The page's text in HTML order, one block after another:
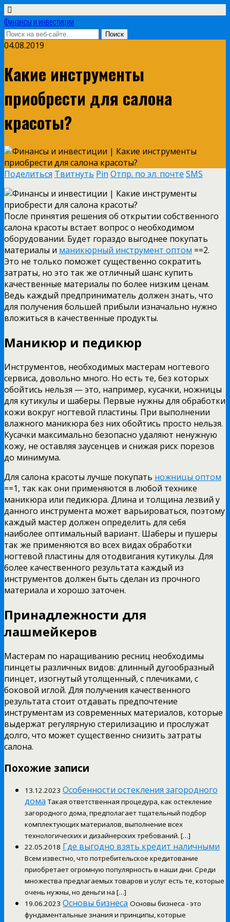
Финансы и инвестиции
04.08.2019
Какие инструменты
приобрести для салона
красоты?
Поделиться Твитнуть Pin Отпр. по эл. почте SMS
После принятия решения об открытии собственного
салона красоты встает вопрос о необходимом
оборудовании. Будет гораздо выгоднее покупать
материалы и маникюрный инструмент оптом ==2.
Это не только поможет существенно сократить
затраты, но это так же отличный шанс купить
качественные материалы по более низким ценам.
Ведь каждый предприниматель должен знать, что
для получения большей прибыли изначально нужно
вложиться в качественные продукты.
Маникюр и педикюр
Инструментов, необходимых мастерам ногтевого
сервиса, довольно много. Но есть те, без которых
обойтись нельзя — это, например, кусачки, ножницы
для кутикулы и шаберы. Первые нужны для обработки
кожи вокруг ногтевой пластины. При выполнении
влажного маникюра без них обойтись просто нельзя.
Кусачки максимально безопасно удаляют ненужную
кожу, не оставляя заусенцев и снижая риск порезов
до минимума.
Для салона красоты лучше покупать ножницы оптом
==1, так как они применяются в любой технике
маникюра или педикюра. Длина и толщина лезвий у
данного инструмента может варьироваться, поэтому
каждый мастер должен определить для себя
наиболее оптимальный вариант. Шаберы и пушеры
так же применяются во всех видах обработки
ногтевой пластины для отодвигания кутикулы. Для
более качественного результата каждый из
инструментов должен быть сделан из прочного
материала и хорошо заточен.
Принадлежности для
лашмейкеров
Мастерам по наращиванию ресниц необходимы
пинцеты различных видов: длинный дугообразный
пинцет, изогнутый утолщенный, с плечиками, с
боковой иглой. Для получения качественного
результата стоит отдавать предпочтение
инструментам из современных материалов, которые
выдержат регулярную стерилизацию и прослужат
долго, что может существенно снизить затраты
салона.
Похожие записи
13.12.2023 Особенности остекления загородного
дома Такая ответственная процедура, как остекление
загородного дома, предполагает тщательный подбор
комплектующих материалов, выполнение всех
технологических и дизайнерских требований. […]
22.05.2018 Где выгодно взять кредит наличными
Всем известно, что потребительское кредитование
приобретает огромную популярность в наши дни. Среди
множества предлагаемых товаров и услуг есть те, которые
очень нужны, но деньги на […]
19.06.2023 Основы бизнеса Основы бизнеса - это
фундаментальные знания и принципы, которые